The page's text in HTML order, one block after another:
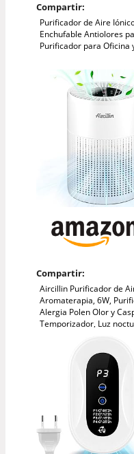
Compartir:
Purificador de Aire
Enchufable Antiolores
Purificador para Oficina
Compartir:
Aircillin Purificador de
Aromaterapia, 6W,
Alergia Polen Olor y
Temporizador, Luz